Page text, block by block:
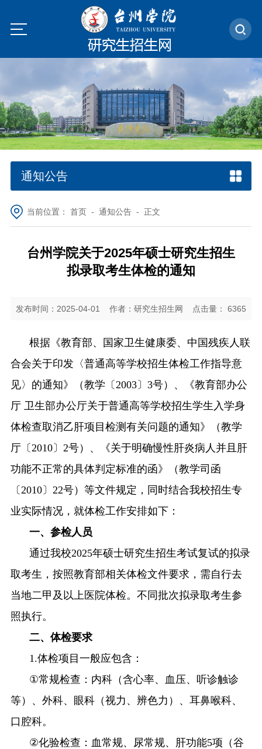
通知公告
当前位置： 首页- 通知公告- 正文
台州学院关于2025年硕士研究生招生
拟录取考生体检的通知
发布时间：2025-04-01 作者：研究生招生网 点击量： 6365
根据《教育部、国家卫生健康委、中国残疾人联
合会关于印发〈普通高等学校招生体检工作指导意
见〉的通知》（教学〔2003〕 3号）、《教育部办公
厅 卫生部办公厅关于普通高等学校招生学生入学身
体检查取消乙肝项目检测有关问题的通知》（教学
厅〔2010〕 2号）、《关于明确慢性肝炎病人并且肝
功能不正常的具体判定标准的函》（教学司函
〔2010〕 22号）等文件规定，同时结合我校招生专
业实际情况，就体检工作安排如下：
一、参检人员
通过我校2025年硕士研究生招生考试复试的拟录
取考生 ， 按照教育部相关体检文件要求，需自行去
当地二甲及以上医院体检。不同批次拟录取考生参
照执行。
二、体检要求
1.体检项目一般应包含：
①常规检查：内科（含心率、血压、听诊触诊
等）、外科、眼科（视力、辨色力）、耳鼻喉科、
口腔科。
②化验检查：血常规、尿常规、肝功能5项（谷